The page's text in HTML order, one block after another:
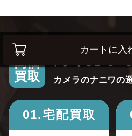
カートに入
高価
買取
カメラのナニワの
01.宅配買取